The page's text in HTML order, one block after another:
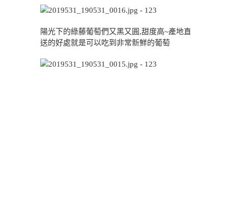
陽光下的綠藤葡萄們又黑又圓,甜度高~產地直
送的好處就是可以吃到非常新鮮的葡萄